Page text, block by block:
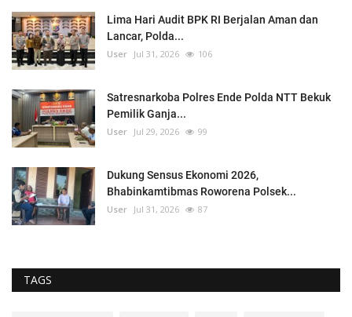
Lima Hari Audit BPK RI Berjalan Aman dan
Lancar, Polda...
User Jul 31, 2026 106
Satresnarkoba Polres Ende Polda NTT Bekuk
Pemilik Ganja...
User Jul 29, 2026 99
Dukung Sensus Ekonomi 2026,
Bhabinkamtibmas Roworena Polsek...
User Jul 31, 2026 87
TAGS